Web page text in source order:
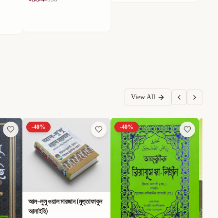
View All
-40%
আল-লুলু ওয়াল মারজান (মুত্তাফাকুন
আলাইহি)
-40%